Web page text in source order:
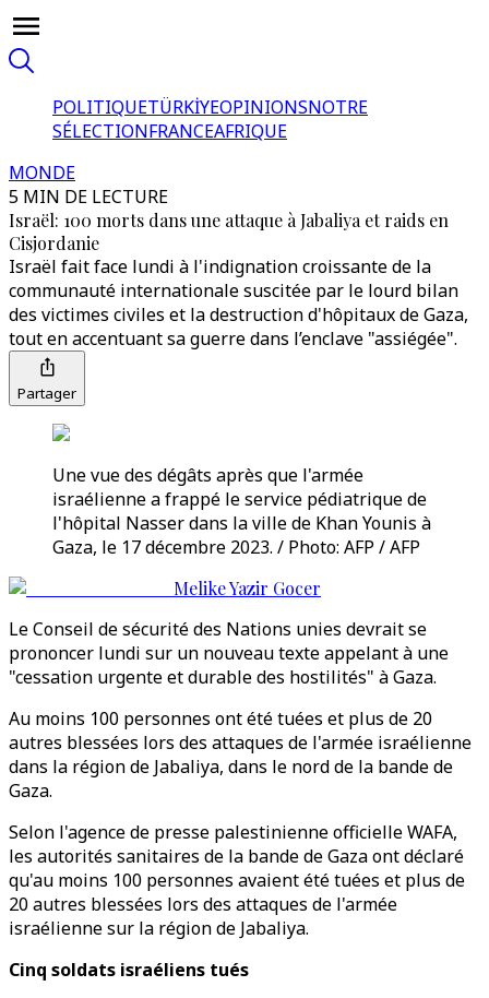
POLITIQUETÜRKİYEOPINIONSNOTRE
SÉLECTIONFRANCEAFRIQUE
MONDE
5 MIN DE LECTURE
Israël: 100 morts dans une attaque à Jabaliya et raids en
Cisjordanie
Israël fait face lundi à l'indignation croissante de la
communauté internationale suscitée par le lourd bilan
des victimes civiles et la destruction d'hôpitaux de Gaza,
tout en accentuant sa guerre dans l’enclave "assiégée".
Partager
Une vue des dégâts après que l'armée
israélienne a frappé le service pédiatrique de
l'hôpital Nasser dans la ville de Khan Younis à
Gaza, le 17 décembre 2023. / Photo: AFP / AFP
Melike Yazir Gocer
Le Conseil de sécurité des Nations unies devrait se
prononcer lundi sur un nouveau texte appelant à une
"cessation urgente et durable des hostilités" à Gaza.
Au moins 100 personnes ont été tuées et plus de 20
autres blessées lors des attaques de l'armée israélienne
dans la région de Jabaliya, dans le nord de la bande de
Gaza.
Selon l'agence de presse palestinienne officielle WAFA,
les autorités sanitaires de la bande de Gaza ont déclaré
qu'au moins 100 personnes avaient été tuées et plus de
20 autres blessées lors des attaques de l'armée
israélienne sur la région de Jabaliya.
Cinq soldats israéliens tués